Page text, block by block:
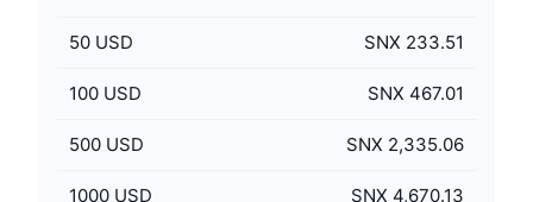
50 USD SNX 233.51
100 USD SNX 467.01
500 USD SNX 2,335.06
1000 USD SNX 4,670.13